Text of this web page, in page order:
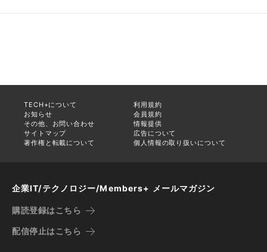
TECH+について
利用規約
お知らせ
会員規約
その他、お問い合わせ
情報提供
サイトマップ
広告について
著作権と転載について
個人情報の取り扱いについて
企業IT/テクノロジー/Members+ メールマガジン
購読登録はこちら
配信停止はこちら